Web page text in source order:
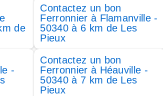
de
Contactez un bon
Ferronnier à Flamanville -
50340 à 6 km de Les
Pieux
-
Contactez un bon
Ferronnier à Héauville -
50340 à 7 km de Les
Pieux